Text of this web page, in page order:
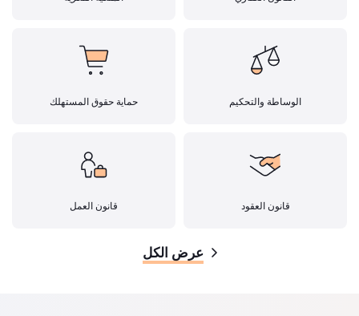
الوساطة والتحكيم حماية حقوق المستهلك
قانون العقود قانون العمل
عرض الكل